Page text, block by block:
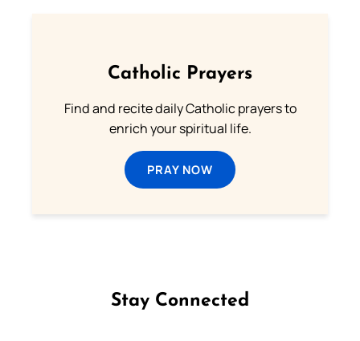
Catholic Prayers
Find and recite daily Catholic prayers to
enrich your spiritual life.
PRAY NOW
Stay Connected